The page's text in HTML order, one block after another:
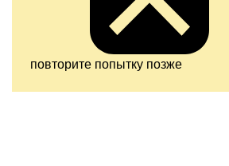
повторите попытку позже